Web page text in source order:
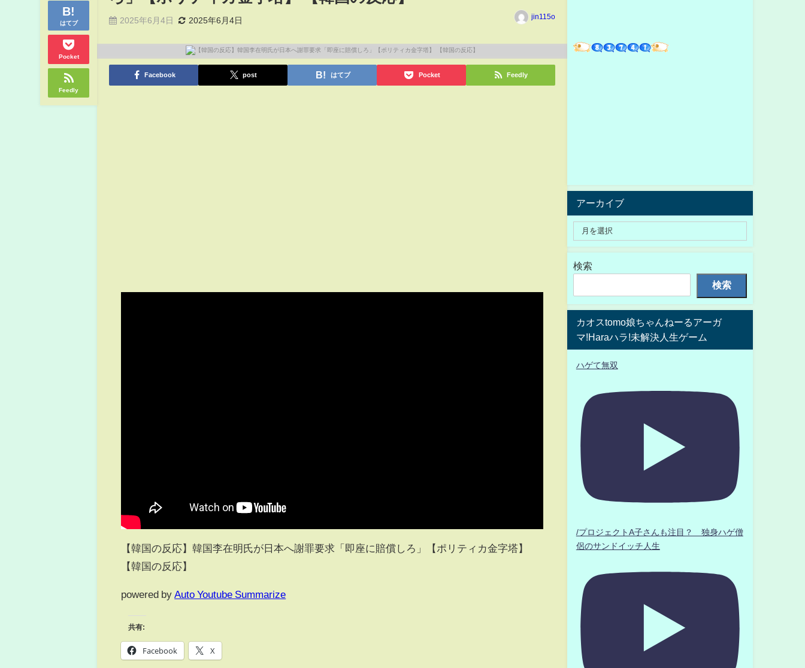
はてブ
Pocket
Feedly
2025年6月4日 2025年6月4日 jin115o
Facebook post はてブ Pocket Feedly
【韓国の反応】韓国李在明氏が日本へ謝罪要求「即座に賠償しろ」【ポリティカ金字塔】
【韓国の反応】
powered by Auto Youtube Summarize
共有:
Facebook X
アーカイブ
検索
検索
カオスtomo娘ちゃんねーるアーガ
マ!Haraハラ!未解決人生ゲーム
ハゲて無双
/プロジェクトA子さんも注目？ 独身ハゲ僧
侶のサンドイッチ人生